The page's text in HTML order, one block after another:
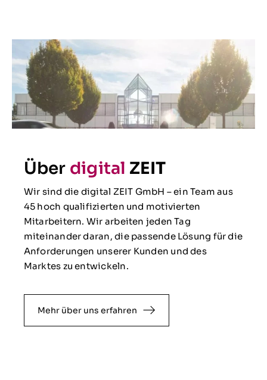
Über digital ZEIT
Wir sind die digital ZEIT GmbH – ein Team aus
45 hoch qualifizierten und motivierten
Mitarbeitern. Wir arbeiten jeden Tag
miteinander daran, die passende Lösung für die
Anforderungen unserer Kunden und des
Marktes zu entwickeln.
Mehr über uns erfahren